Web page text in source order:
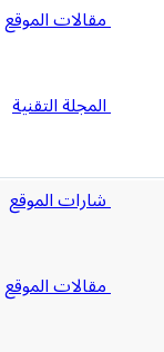
مقالات الموقع
شارات الموقع
المجلة التقنية
مقالات الموقع